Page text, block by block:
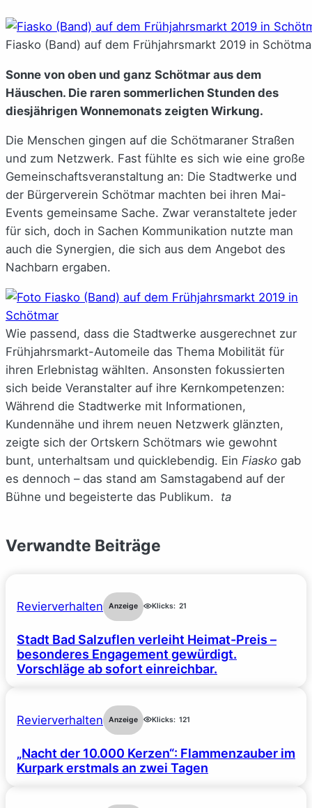
Fiasko (Band) auf dem Frühjahrsmarkt 2019 in
Sonne von oben und ganz Schötmar aus dem
Häuschen. Die raren sommerlichen Stunden des
diesjährigen Wonnemonats zeigten Wirkung.
Die Menschen gingen auf die Schötmaraner Straßen
und zum Netzwerk. Fast fühlte es sich wie eine große
Gemeinschaftsveranstaltung an: Die Stadtwerke und
der Bürgerverein Schötmar machten bei ihren Mai-
Events gemeinsame Sache. Zwar veranstaltete jeder
für sich, doch in Sachen Kommunikation nutzte man
auch die Synergien, die sich aus dem Angebot des
Nachbarn ergaben.
Wie passend, dass die Stadtwerke ausgerechnet zur
Frühjahrsmarkt-Automeile das Thema Mobilität für
ihren Erlebnistag wählten. Ansonsten fokussierten
sich beide Veranstalter auf ihre Kernkompetenzen:
Während die Stadtwerke mit Informationen,
Kundennähe und ihrem neuen Netzwerk glänzten,
zeigte sich der Ortskern Schötmars wie gewohnt
bunt, unterhaltsam und quicklebendig. Ein Fiasko gab
es dennoch – das stand am Samstagabend auf der
Bühne und begeisterte das Publikum. ta
Verwandte Beiträge
Revierverhalten Anzeige Klicks: 21
Stadt Bad Salzuflen verleiht Heimat-Preis –
besonderes Engagement gewürdigt.
Vorschläge ab sofort einreichbar.
Revierverhalten Anzeige Klicks: 121
„Nacht der 10.000 Kerzen“: Flammenzauber im
Kurpark erstmals an zwei Tagen